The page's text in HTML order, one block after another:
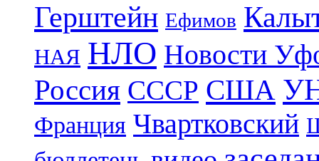
Герштейн Ефимов
НАЯ НЛО Новости
Россия СССР США
Франция Чвартковский